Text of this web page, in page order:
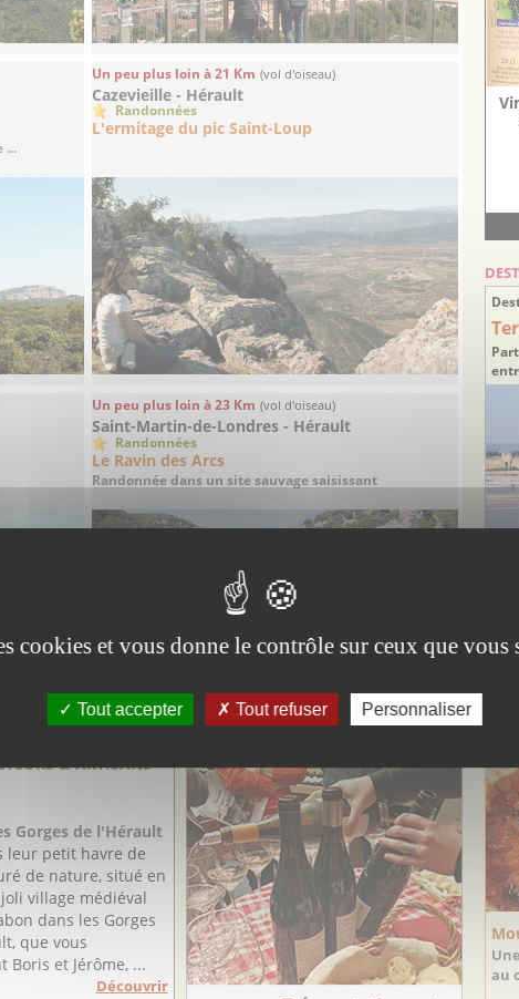
...
Un peu plus loin à 21 Km (vol d'oiseau)
Cazevieille - Hérault
Randonnées
L'ermitage du pic Saint-Loup
Un peu plus loin à 23 Km (vol d'oiseau)
Saint-Martin-de-Londres - Hérault
Randonnées
Le Ravin des Arcs
Randonnée dans un site sauvage saisissant
& ARTISANS
Gorges de l'Hérault
leur petit havre de
de nature, situé en
village médiéval
dans les Gorges
que vous
Boris et Jérôme, ...
Découvrir
au
cookies et vous donne le contrôle sur ceux que vous
Tout accepter Tout refuser Personnaliser